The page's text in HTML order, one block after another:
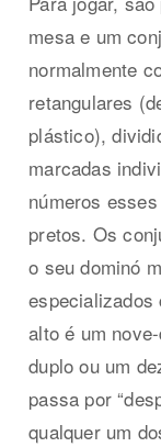
mesa e um
normalmente
retangulares
plástico),
marcadas
números
pretos. Os
o seu dominó
especializados
alto é um
duplo ou um
passa por
qualquer um